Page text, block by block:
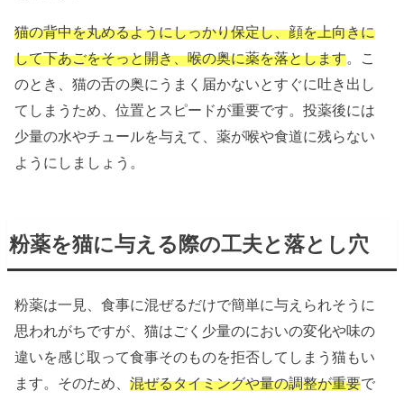
猫の背中を丸めるようにしっかり保定し、顔を上向きに
して下あごをそっと開き、喉の奥に薬を落とします。こ
のとき、猫の舌の奥にうまく届かないとすぐに吐き出し
てしまうため、位置とスピードが重要です。投薬後には
少量の水やチュールを与えて、薬が喉や食道に残らない
ようにしましょう。
粉薬を猫に与える際の工夫と落とし穴
粉薬は一見、食事に混ぜるだけで簡単に与えられそうに
思われがちですが、猫はごく少量のにおいの変化や味の
違いを感じ取って食事そのものを拒否してしまう猫もい
ます。そのため、混ぜるタイミングや量の調整が重要で